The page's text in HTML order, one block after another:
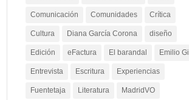
Comunicación Comunidades Crítica
Cultura Diana García Corona diseño
Edición eFactura El barandal Emilio Gil
Entrevista Escritura Experiencias
Fuentetaja Literatura MadridVO